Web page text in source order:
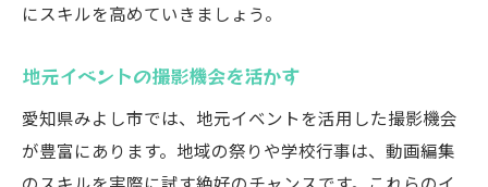
にスキルを高めていきましょう。
地元イベントの撮影機会を活かす
愛知県みよし市では、地元イベントを活用した撮影機会
が豊富にあります。地域の祭りや学校行事は、動画編集